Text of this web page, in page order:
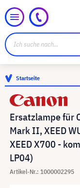
Startseite
Ersatzlampe für
Mark II, XEED
XEED X700 -
LP04)
Artikel-Nr.: 1000002295